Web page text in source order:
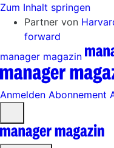
Zum Inhalt springen
Partner von
forward
manager magazin
Anmelden Abonnement
öffnen